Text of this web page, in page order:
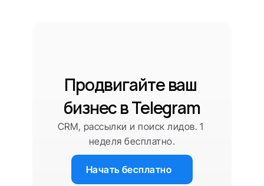
Продвигайте ваш
бизнес в Telegram
CRM, рассылки и поиск лидов. 1
неделя бесплатно.
Начать бесплатно